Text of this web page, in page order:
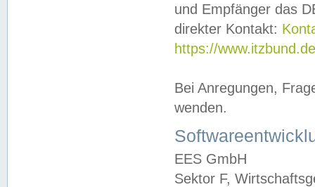
und Empfänger das
direkter Kontakt:
https://
Bei Anregungen,
wenden.
EES GmbH
Sektor F,